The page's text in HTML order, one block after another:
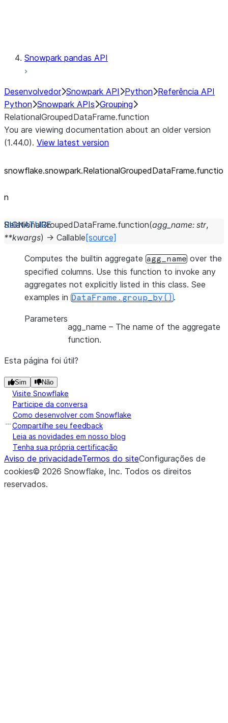
Snowpark pandas API
Desenvolvedor Snowpark API Python Referência API
Python Snowpark APIs Grouping
RelationalGroupedDataFrame.function
You are viewing documentation about an older version
(1.44.0). View latest version
snowflake.snowpark.RelationalGroupedDataFrame.functio
n
RelationalGroupedDataFrame.function(agg_name: str,
**kwargs) → Callable [source]
Computes the builtin aggregate agg_name over the
specified columns. Use this function to invoke any
aggregates not explicitly listed in this class. See
examples in DataFrame.group_by().
Parameters
agg_name – The name of the aggregate
function.
Esta página foi útil?
Sim Não
Visite Snowflake
Participe da conversa
Como desenvolver com Snowflake
Compartilhe seu feedback
Leia as novidades em nosso blog
Tenha sua própria certificação
Aviso de privacidadeTermos do siteConfigurações de
cookies© 2026 Snowflake, Inc. Todos os direitos
reservados.